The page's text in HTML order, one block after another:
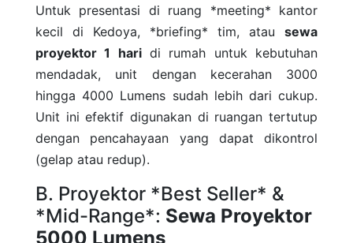
Untuk presentasi di ruang *meeting* kantor
kecil di Kedoya, *briefing* tim, atau sewa
proyektor 1 haridi rumah untuk kebutuhan
mendadak, unit dengan kecerahan 3000
hingga 4000 Lumens sudah lebih dari cukup.
Unit ini efektif digunakan di ruangan tertutup
dengan pencahayaan yang dapat dikontrol
(gelap atau redup).
B. Proyektor *Best Seller* &
*Mid-Range*: Sewa Proyektor
5000 Lumens